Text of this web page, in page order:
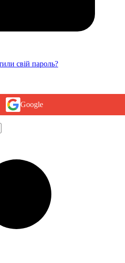
свій пароль?
Google